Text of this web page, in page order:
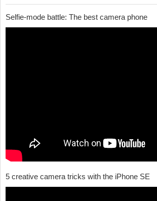
Selfie-mode battle: The best camera phone
5 creative camera tricks with the iPhone SE